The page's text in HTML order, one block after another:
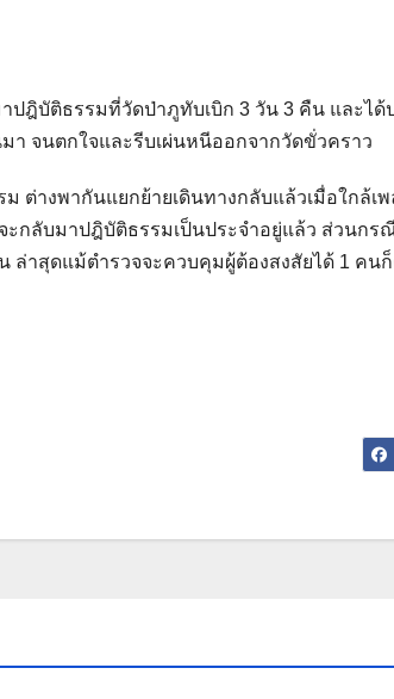
ปฎิบัติธรรมที่วัดป่าภูทับเบิก 3 วัน 3 คืน และไ
า จนตกใจและรีบเผ่นหนีออกจากวัดขั่วคราว
ต่างพากันแยกย้ายเดินทางกลับแล้วเมื่อใกล้เ
กลับมาปฎิบัติธรรมเป็นประจำอยู่แล้ว ส่วนกร
ล่าสุดแม้ตำรวจจะควบคุมผู้ต้องสงสัยได้ 1 คน